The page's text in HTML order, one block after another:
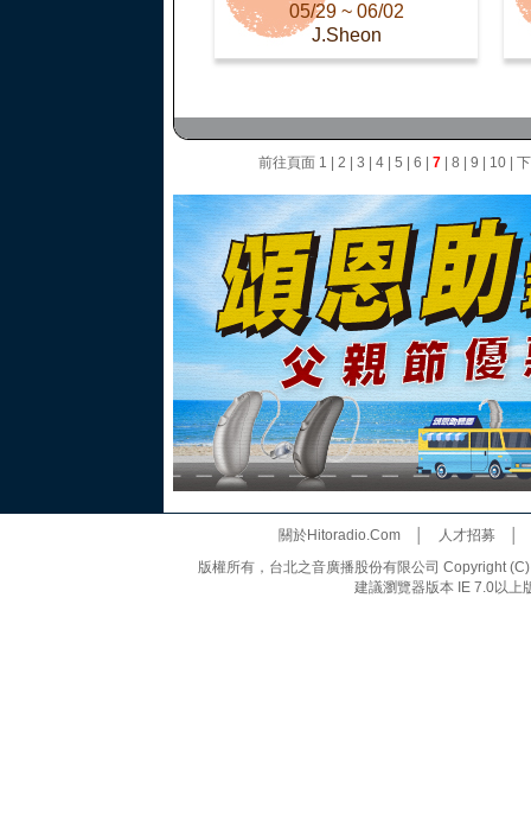
05/29 ~ 06/02
J.Sheon
前往頁面 1 2 3 4| 5 6 7| 8 9 10|
關於Hitoradio.Com│ 人才招募
版權所有，台北之音廣播股份有限公司 Copyright
建議瀏覽器版本 IE 7.0以上